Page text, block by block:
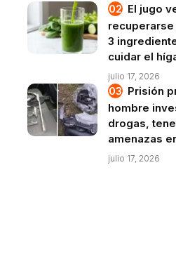
El jugo
3
cuidar el
julio 17, 2026
Prisión
hombre
drogas,
amenazas
julio 17, 2026